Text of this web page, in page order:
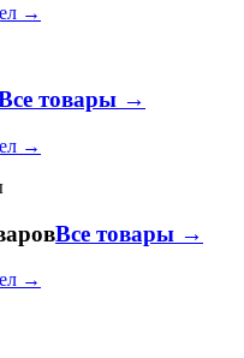
→
товары →
→
Все товары →
→